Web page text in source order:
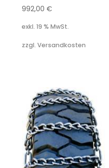
992,00 €
exkl. 19 % MwSt.
zzgl. Versandkosten